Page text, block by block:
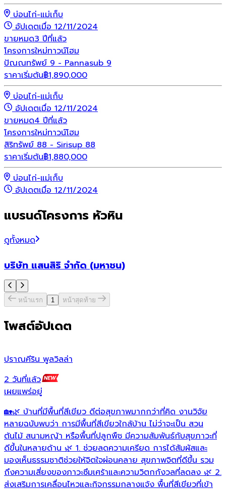
บ่อนไก่-แม่เก็บ
อัปเดตเมื่อ 12/11/2024
ขายหมด3 ปีที่แล้ว
โครงการใหม่ทาวน์โฮม
ปัณณทรัพย์ 9 - Pannasub 9
ราคาเริ่มต้น฿1,890,000
บ่อนไก่-แม่เก็บ
อัปเดตเมื่อ 12/11/2024
ขายหมด4 ปีที่แล้ว
โครงการใหม่ทาวน์โฮม
สิริทรัพย์ 88 - Sirisup 88
ราคาเริ่มต้น฿1,880,000
บ่อนไก่-แม่เก็บ
อัปเดตเมื่อ 12/11/2024
แบรนด์โครงการ หัวหิน
ดูทั้งหมด
บริษัท แสนสิริ จำกัด (มหาชน)
หน้าแรก 1 หน้าสุดท้าย
โพสต์อัปเดต
ปราณคีริน พูลวิลล่า
2 วันที่แล้ว
เผยแพร่อยู่
🏡🌿 บ้านที่มีพื้นที่สีเขียว ดีต่อสุขภาพมากกว่าที่คิด งานวิจัย
หลายฉบับพบว่า การมีพื้นที่สีเขียวใกล้บ้าน ไม่ว่าจะเป็น สวน
ต้นไม้ สนามหญ้า หรือพื้นที่ปลูกพืช มีความสัมพันธ์กับสุขภาวะที่
ดีขึ้นในหลายด้าน 🌿 1. ช่วยลดความเครียด การได้สัมผัสและ
มองเห็นธรรมชาติช่วยให้จิตใจผ่อนคลาย สุขภาพจิตที่ดีขึ้น รวม
ถึงความเสี่ยงของภาวะซึมเศร้าและความวิตกกังวลที่ลดลง 🌿 2.
ส่งเสริมการเคลื่อนไหวและกิจกรรมกลางแจ้ง พื้นที่สีเขียวที่เข้า